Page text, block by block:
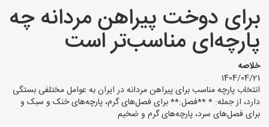
پارچه براساس رنگ طرح و کاربرد
پارچه فروشی های هر شهر
برای دوخت پیراهن مردانه چه
پارچه‌ای مناسب‌تر است
خلاصه
1404/04/21
انتخاب پارچه مناسب برای پیراهن مردانه در ایران به عوامل مختلفی بستگی
دارد، از جمله: * **فصل:** برای فصل‌های گرم، پارچه‌های خنک و سبک و
برای فصل‌های سرد، پارچه‌های گرم و ضخیم